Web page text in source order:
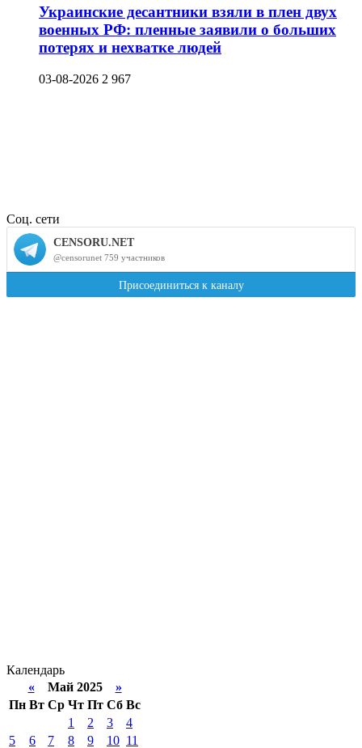
Украинские десантники взяли в плен двух
военных РФ: пленные заявили о больших
потерях и нехватке людей
03-08-2026 2 967
Соц. сети
Календарь
«Май 2025 »
Пн Вт Ср Чт Пт Сб Вс
1
2 3
4
5
6 7 8 9 10 11